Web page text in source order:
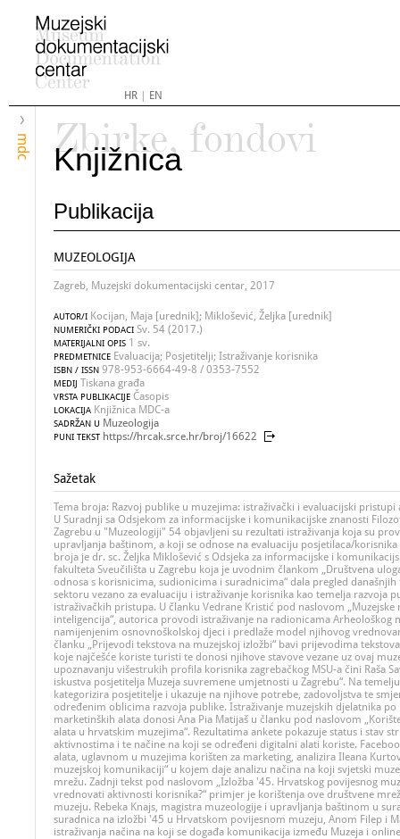
HR| EN
mdc
Zbirke, fondovi
Knjižnica
Publikacija
MUZEOLOGIJA
Zagreb, Muzejski dokumentacijski centar, 2017
AUTOR/I Kocijan, Maja [urednik]; Miklošević, Željka [urednik]
NUMERIČKI PODACI Sv. 54 (2017.)
MATERIJALNI OPIS 1 sv.
PREDMETNICE Evaluacija; Posjetitelji; Istraživanje korisnika
ISBN / ISSN 978-953-6664-49-8 / 0353-7552
MEDIJ Tiskana građa
VRSTA PUBLIKACIJE Časopis
LOKACIJA Knjižnica MDC-a
SADRŽAN U Muzeologija
PUNI TEKST https://hrcak.srce.hr/broj/16622
Sažetak
Tema broja: Razvoj publike u muzejima: istraživački i evaluacijski
U Suradnji sa Odsjekom za informacijske i komunikacijske znanosti
Zagrebu u "Muzeologiji" 54 objavljeni su rezultati istraživanja koja su
upravljanja baštinom, a koji se odnose na evaluaciju posjetilaca/
broja je dr. sc. Željka Miklošević s Odsjeka za informacijske i
fakulteta Sveučilišta u Zagrebu koja je uvodnim člankom „Društvena
odnosa s korisnicima, sudionicima i suradnicima“ dala pregled
sektoru vezano za evaluaciju i istraživanje korisnika kao temelja razvoja
istraživačkih pristupa. U članku Vedrane Kristić pod naslovom
inteligencija“, autorica provodi istraživanje na radionicama Arheološkog
namijenjenim osnovnoškolskoj djeci i predlaže model njihovog
članku „Prijevodi tekstova na muzejskoj izložbi“ bavi prijevodima
koje najčešće koriste turisti te donosi njihove stavove vezane uz ovaj
upoznavanju višestrukih profila korisnika zagrebačkog MSU-a čini Raša
iskustva posjetitelja Muzeja suvremene umjetnosti u Zagrebu“. Na
kategorizira posjetitelje i ukazuje na njihove potrebe, zadovoljstva te
određenim oblicima razvoja publike. Istraživanje muzejskih djelatnika
marketinških alata donosi Ana Pia Matijaš u članku pod naslovom
alata u hrvatskim muzejima“. Rezultatima ankete pokazuje status i stav
aktivnostima i te načine na koji se određeni digitalni alati koriste.
alata, uglavnom u muzejima korišten za marketing, analizira Ileana
muzejskoj komunikaciji“ u kojem daje analizu načina na koji svjetski
mrežu. Zadnji tekst pod naslovom „Izložba '45. Hrvatskog povijesnog
vrednovati aktivnosti korisnika?“ primjer je korištenja ove društvene
muzeju. Rebeka Knajs, magistra muzeologije i upravljanja baštinom u
suradnica na izložbi '45 u Hrvatskom povijesnom muzeju, Anom Filep i
istraživanja načina na koji se događa komunikacija između Muzeja i